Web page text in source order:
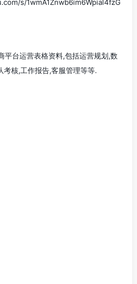
s/1wmA1Znwb6im6Wpial4fzG
平台运营表格资料,包括运营规划,数
考核,工作报告,客服管理等等.